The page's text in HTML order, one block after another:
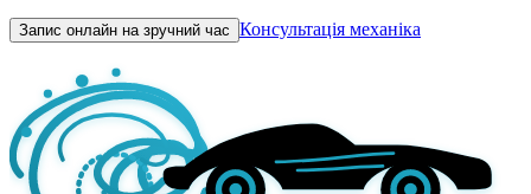
Запис онлайн на зручний час Консультація механіка